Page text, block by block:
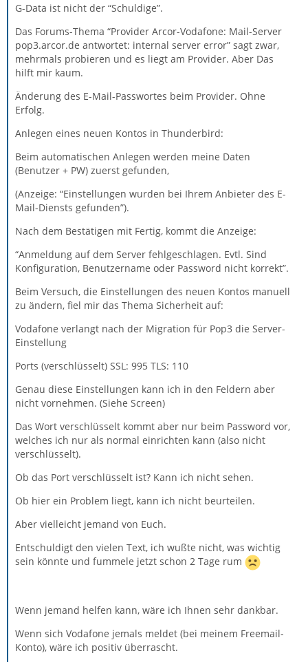
G-Data ist nicht der “Schuldige”.
Das Forums-Thema “Provider Arcor-Vodafone: Mail-Server
pop3.arcor.de antwortet: internal server error” sagt zwar,
mehrmals probieren und es liegt am Provider. Aber Das
hilft mir kaum.
Änderung des E-Mail-Passwortes beim Provider. Ohne
Erfolg.
Anlegen eines neuen Kontos in Thunderbird:
Beim automatischen Anlegen werden meine Daten
(Benutzer + PW) zuerst gefunden,
(Anzeige: “Einstellungen wurden bei Ihrem Anbieter des E-
Mail-Diensts gefunden”).
Nach dem Bestätigen mit Fertig, kommt die Anzeige:
“Anmeldung auf dem Server fehlgeschlagen. Evtl. Sind
Konfiguration, Benutzername oder Password nicht korrekt”.
Beim Versuch, die Einstellungen des neuen Kontos manuell
zu ändern, fiel mir das Thema Sicherheit auf:
Vodafone verlangt nach der Migration für Pop3 die Server-
Einstellung
Ports (verschlüsselt) SSL: 995 TLS: 110
Genau diese Einstellungen kann ich in den Feldern aber
nicht vornehmen. (Siehe Screen)
Das Wort verschlüsselt kommt aber nur beim Password vor,
welches ich nur als normal einrichten kann (also nicht
verschlüsselt).
Ob das Port verschlüsselt ist? Kann ich nicht sehen.
Ob hier ein Problem liegt, kann ich nicht beurteilen.
Aber vielleicht jemand von Euch.
Entschuldigt den vielen Text, ich wußte nicht, was wichtig
sein könnte und fummele jetzt schon 2 Tage rum
Wenn jemand helfen kann, wäre ich Ihnen sehr dankbar.
Wenn sich Vodafone jemals meldet (bei meinem Freemail-
Konto), wäre ich positiv überrascht.